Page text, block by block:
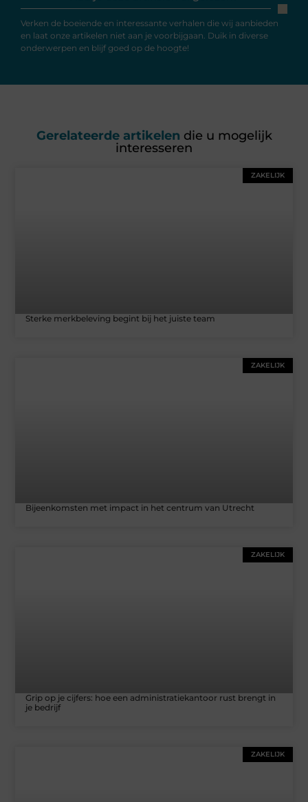
Verken de boeiende en interessante verhalen die wij aanbieden
en laat onze artikelen niet aan je voorbijgaan. Duik in diverse
onderwerpen en blijf goed op de hoogte!
Gerelateerde artikelen die u mogelijk
interesseren
ZAKELIJK
Sterke merkbeleving begint bij het juiste team
ZAKELIJK
Bijeenkomsten met impact in het centrum van Utrecht
ZAKELIJK
Grip op je cijfers: hoe een administratiekantoor rust brengt in
je bedrijf
ZAKELIJK